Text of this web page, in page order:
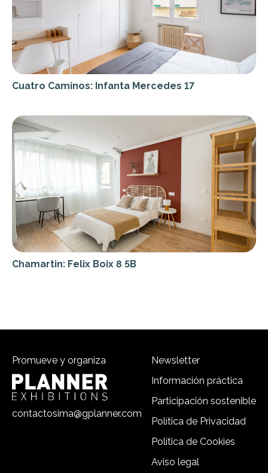
Cuatro Caminos: Infanta Mercedes 17
Chamartin: Felix Boix 8 5B
Promueve y organiza
contactosima@gplanner.com
Newsletter
Información práctica
Participación sostenible
Política de Privacidad
Política de Cookies
Aviso legal